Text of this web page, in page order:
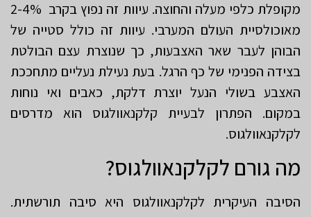
מקופלת כלפי מעלה והחוצה. עיוות זה נפוץ בקרב 2-4%
מאוכולסיית העולם המערבי. עיוות זה כולל סטייה של
הבוהן לעבר שאר האצבעות, כך שנוצרת עצם הבולטת
בצידה הפנימי של כף הרגל. בעת נעילת נעליים מתחככת
האצבע בשולי הנעל יוצרת דלקת, כאבים ואי נוחות
במקום. הפתרון לבעיית קלקנאוולגוס הוא מדרסים
לקלקנאוולגוס.
מה גורם לקלקנאוולגוס?
הסיבה העיקרית לקלקנאוולגוס היא סיבה תורשתית.